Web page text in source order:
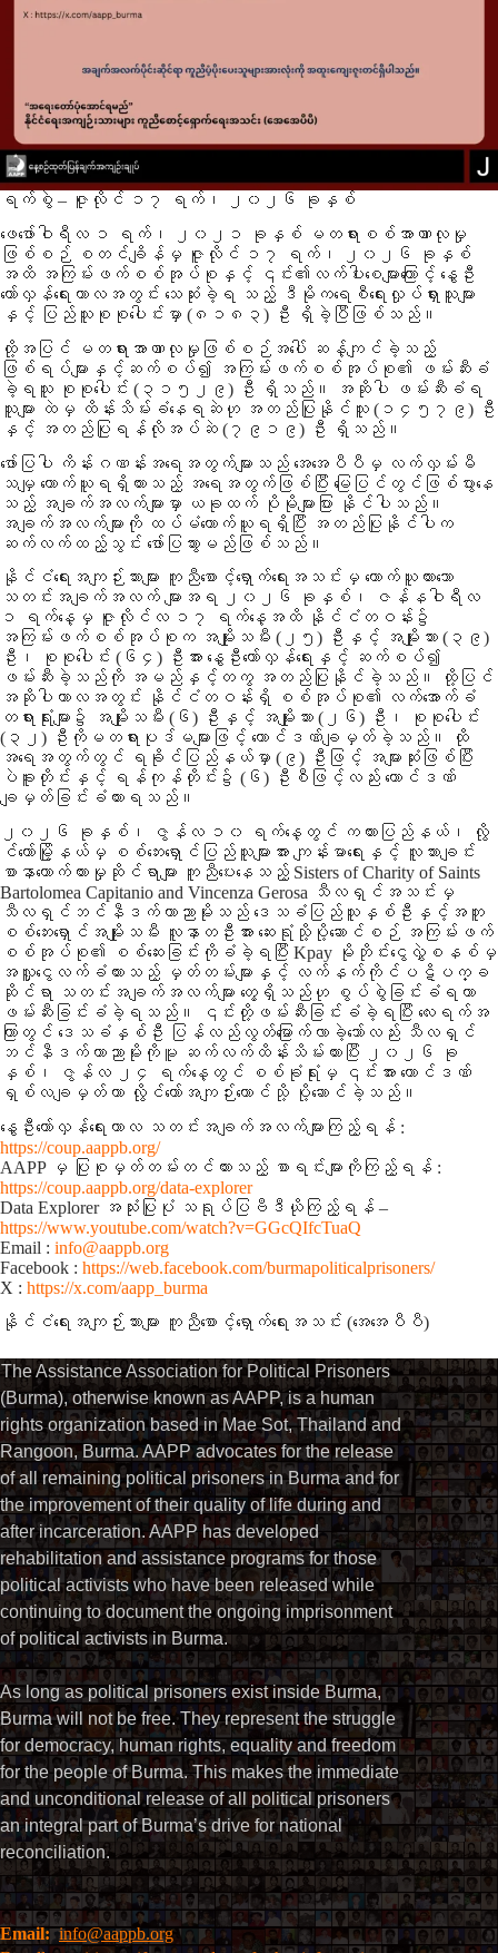
⁨⁨ရက်စွဲ – ဇူလိုင် ၁၇ ရက်၊ ၂၀၂၆ ခုနှစ်
ဖေဖော်ဝါရီလ ၁ ရက်၊ ၂၀၂၁ ခုနှစ် မတရားစစ်အာဏာလုမှု
ဖြစ်စဉ် စတင်ချိန်မှ ဇူလိုင် ၁၇ ရက်၊ ၂၀၂၆ ခုနှစ်
အထိ အကြမ်းဖက်စစ်အုပ်စုနှင့် ၎င်း၏လက်ပါးစေများကြောင့် နွေဦး
တော်လှန်ရေးကာလအတွင်း သေဆုံးခဲ့ရ သည့် ဒီမိုကရေစီရေးလှုပ်ရှားသူများ
နှင့် ပြည်သူစုစုပေါင်းမှာ (၈၁၈၃) ဦး ရှိခဲ့ပြီဖြစ်သည်။
ထို့အပြင် မတရားအာဏာလုမှုဖြစ်စဉ်အပေါ် ဆန့်ကျင်ခဲ့သည့်
ဖြစ်ရပ်များနှင့်ဆက်စပ်၍ အကြမ်းဖက်စစ်အုပ်စု၏ ဖမ်းဆီးခံ
ခဲ့ရသူ စုစုပေါင်း (၃၁၅၂၉) ဦး ရှိသည်။ အဆိုပါ ဖမ်းဆီးခံရ
သူများ ထဲမှ ထိန်းသိမ်းခံနေရဆဲဟု အတည်ပြုနိုင်သူ (၁၄၅၇၉) ဦး
နှင့် အတည်ပြုရန်လိုအပ်ဆဲ (၇၉၁၉) ဦး ရှိသည်။
ဖော်ပြပါ ကိန်းဂဏန်းအရေအတွက်များသည် အေအေပီပီမှ လက်လှမ်းမီ
သမျှ ကောက်ယူရရှိထားသည့် အရေအတွက်ဖြစ်ပြီး မြေပြင်တွင်ဖြစ်ပွားနေ
သည့် အချက်အလက်များမှာ ယခုထက် ပိုမိုများပြား နိုင်ပါသည်။
အချက်အလက်များကို ထပ်မံကောက်ယူရရှိပြီး အတည်ပြုနိုင်ပါက
ဆက်လက်ထည့်သွင်း ဖော်ပြသွားမည်ဖြစ်သည်။
နိုင်ငံရေးအကျဉ်းသားများ ကူညီစောင့်ရှောက်ရေးအသင်းမှ ကောက်ယူထားသော
သတင်းအချက်အလက် များအရ ၂၀၂၆ ခုနှစ်၊ ဇန်နဝါရီလ
၁ ရက်နေ့မှ ဇူလိုင်လ ၁၇ ရက်နေ့အထိ နိုင်ငံတဝန်း၌
အကြမ်းဖက်စစ်အုပ်စုက အမျိုးသမီး (၂၅) ဦးနှင့် အမျိုးသား (၃၉)
ဦး၊ စုစုပေါင်း (၆၄) ဦးအား နွေဦးတော်လှန်ရေးနှင့် ဆက်စပ်၍
ဖမ်းဆီးခဲ့သည်ကို အမည်နှင့်တကွ အတည်ပြုနိုင်ခဲ့သည်။ ထို့ပြင်
အဆိုပါကာလအတွင်း နိုင်ငံတဝန်းရှိ စစ်အုပ်စု၏ လက်အောက်ခံ
တရားရုံးများ၌ အမျိုးသမီး (၆) ဦးနှင့် အမျိုးသား (၂၆) ဦး၊ စုစုပေါင်း
(၃၂) ဦးကိုမတရားပုဒ်မများဖြင့် ထောင်ဒဏ်ချမှတ်ခဲ့သည်။ ထို
အရေအတွက်တွင် ရခိုင်ပြည်နယ်မှာ (၉) ဦးဖြင့် အများဆုံးဖြစ်ပြီး
ပဲခူးတိုင်းနှင့် ရန်ကုန်တိုင်း၌ (၆) ဦးစီဖြင့်လည်း ထောင်ဒဏ်
ချမှတ်ခြင်းခံထားရသည်။
၂၀၂၆ ခုနှစ်၊ ဇွန်လ ၁၀ ရက်နေ့တွင် ကယားပြည်နယ်၊ လွို
င်ကော်မြို့နယ်မှ စစ်ဘေးရှောင်ပြည်သူများအား ကျန်းမာရေးနှင့် လူသားချင်း
စာနာထောက်ထားမှုဆိုင်ရာများ ကူညီပေးနေသည့် Sisters of Charity of Saints
Bartolomea Capitanio and Vincenza Gerosa သီလရှင်အသင်းမှ
သီလရှင်ဘင်နီဒက်တာညာမိုးသည် ဒေသခံပြည်သူနှစ်ဦးနှင့်အတူ
စစ်ဘေးရှောင်အမျိုးသမီး လူနာတဦးအား ဆေးရုံသို့ပို့ဆောင်စဉ် အကြမ်းဖက်
စစ်အုပ်စု၏ စစ်ဆေးခြင်းကိုခံခဲ့ရပြီး Kpay မိုဘိုင်းငွေလွှဲစနစ်မှ
အလှူငွေလက်ခံထားသည့် မှတ်တမ်းများနှင့် လက်နက်ကိုင်ပဋိပက္ခ
ဆိုင်ရာ သတင်းအချက်အလက်များ တွေ့ရှိသည်ဟု စွပ်စွဲခြင်းခံရကာ
ဖမ်းဆီးခြင်းခံခဲ့ရသည်။ ၎င်းတို့ဖမ်းဆီးခြင်းခံခဲ့ရပြီး လေးရက်အ
ကြာတွင် ဒေသခံနှစ်ဦး ပြန်လည်လွတ်မြောက်လာခဲ့သော်လည်း သီလရှင်
ဘင်နီဒက်တာညာမိုးကိုမူ ဆက်လက်ထိန်းသိမ်းထားပြီး ၂၀၂၆ ခု
နှစ်၊ ဇွန်လ ၂၄ ရက်နေ့တွင် စစ်ခုံရုံးမှ ၎င်းအား ထောင်ဒဏ်
ရှစ်လချမှတ်ကာ လွိုင်ကော်အကျဉ်းထောင်သို့ ပို့ဆောင်ခဲ့သည်။
နွေဦးတော်လှန်ရေးကာလ သတင်းအချက်အလက်များကြည့်ရန် :
https://coup.aappb.org/
AAPP မှ ပြုစုမှတ်တမ်းတင်ထားသည့် စာရင်းများကိုကြည့်ရန် :
https://coup.aappb.org/data-explorer
Data Explorer အသုံးပြုပုံ သရုပ်ပြဗီဒီယိုကြည့်ရန် –
https://www.youtube.com/watch?v=GGcQIfcTuaQ
Email : info@aappb.org
Facebook : https://web.facebook.com/burmapoliticalprisoners/
X : https://x.com/aapp_burma
နိုင်ငံရေးအကျဉ်းသားများ ကူညီစောင့်ရှောက်ရေးအသင်း (အေအေပီပီ)⁩
The Assistance Association for Political Prisoners
(Burma), otherwise known as AAPP, is a human
rights organization based in Mae Sot, Thailand and
Rangoon, Burma. AAPP advocates for the release
of all remaining political prisoners in Burma and for
the improvement of their quality of life during and
after incarceration. AAPP has developed
rehabilitation and assistance programs for those
political activists who have been released while
continuing to document the ongoing imprisonment
of political activists in Burma.
As long as political prisoners exist inside Burma,
Burma will not be free. They represent the struggle
for democracy, human rights, equality and freedom
for the people of Burma. This makes the immediate
and unconditional release of all political prisoners
an integral part of Burma’s drive for national
reconciliation.
Email:info@aappb.org